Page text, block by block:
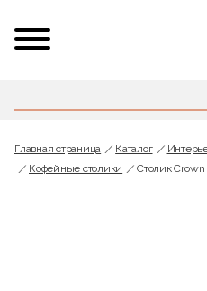
Главная страница Каталог
Кофейные столики
Столик